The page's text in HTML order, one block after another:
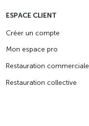
ESPACE CLIENT
Créer un compte
Mon espace pro
Restauration commerciale
Restauration collective